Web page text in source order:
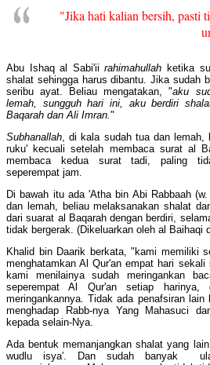
"Jika hati kalian bersih, pasti
Abu Ishaq al Sabi'iirahimahullah ketika
shalat sehingga harus dibantu. Jika sudah
seribu ayat. Beliau mengatakan, "aku
lemah, sungguh hari ini, aku berdiri
Baqarah dan Ali Imran."
Subhanallah, di kala sudah tua dan lemah,
ruku' kecuali setelah membaca surat al
membaca kedua surat tadi, paling
seperempat jam.
Di bawah itu ada 'Atha bin Abi Rabbaah
dan lemah, beliau melaksanakan shalat
dari suarat al Baqarah dengan berdiri,
tidak bergerak. (Dikeluarkan oleh al Baihaqi
Khalid bin Daarik berkata, "kami memiliki
menghatamkan Al Qur'an empat hari
kami menilainya sudah meringankan
seperempat Al Qur'an setiap harinya,
meringankannya. Tidak ada penafsiran
menghadap Rabb-nya Yang Mahasuci
kepada selain-Nya.
Ada bentuk memanjangkan shalat yang
wudlu isya'. Dan sudah banyak